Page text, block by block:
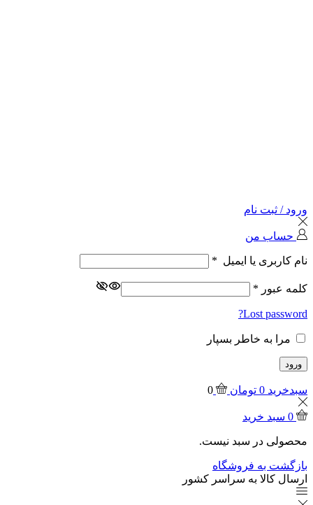
ورود / ثبت نام
حساب من
نام کاربری یا ایمیل *
کلمه عبور *
Lost password?
مرا به خاطر بسپار
ورود
سبدخرید 0 تومان 0
0 سبد خرید
محصولی در سبد نیست.
بازگشت به فروشگاه
ارسال کالا به سراسر کشور